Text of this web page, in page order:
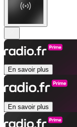
En savoir plus
En savoir plus